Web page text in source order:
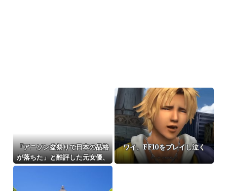
「アニソン盆祭りで日本の品格
が落ちた」と酷評した元女優、
「あんたが品格を語るのか
しまい……
ワイ、FF10をプレイし泣く